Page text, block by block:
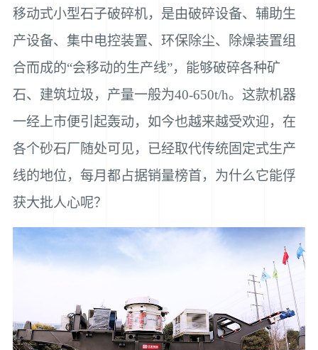
移动式小型石子破碎机，是由破碎设备、辅助生
产设备、集中电控装置、环保除尘、除燥装置组
合而成的“会移动的生产线”，能够破碎各种矿
石、建筑垃圾，产量一般为40-650t/h。这款机器
一经上市便引起轰动，如今也越来越受欢迎，在
各个砂石厂随处可见，已经取代传统固定式生产
线的地位，每月都占据销量榜首，为什么它能俘
获大批人心呢？